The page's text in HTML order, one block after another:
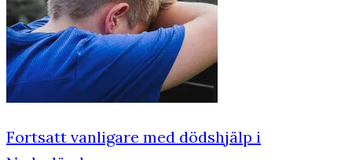
Fortsatt vanligare med dödshjälp i